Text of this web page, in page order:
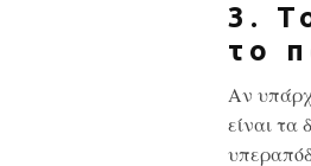
3.
το
Αν
είναι τα